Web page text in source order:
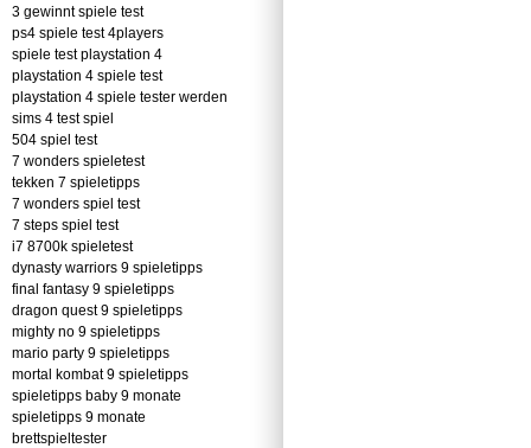
3 gewinnt spiele test
ps4 spiele test 4players
spiele test playstation 4
playstation 4 spiele test
playstation 4 spiele tester werden
sims 4 test spiel
504 spiel test
7 wonders spieletest
tekken 7 spieletipps
7 wonders spiel test
7 steps spiel test
i7 8700k spieletest
dynasty warriors 9 spieletipps
final fantasy 9 spieletipps
dragon quest 9 spieletipps
mighty no 9 spieletipps
mario party 9 spieletipps
mortal kombat 9 spieletipps
spieletipps baby 9 monate
spieletipps 9 monate
brettspieltester